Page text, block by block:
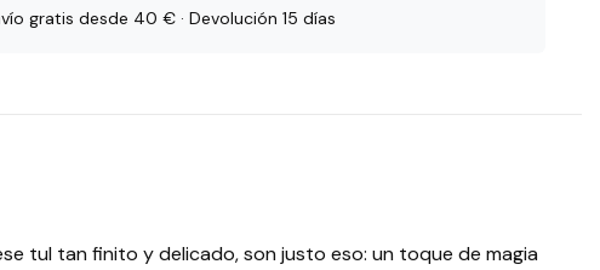
gratis desde 40 € · Devolución 15 días
tul tan finito y delicado, son justo eso: un toque de magia